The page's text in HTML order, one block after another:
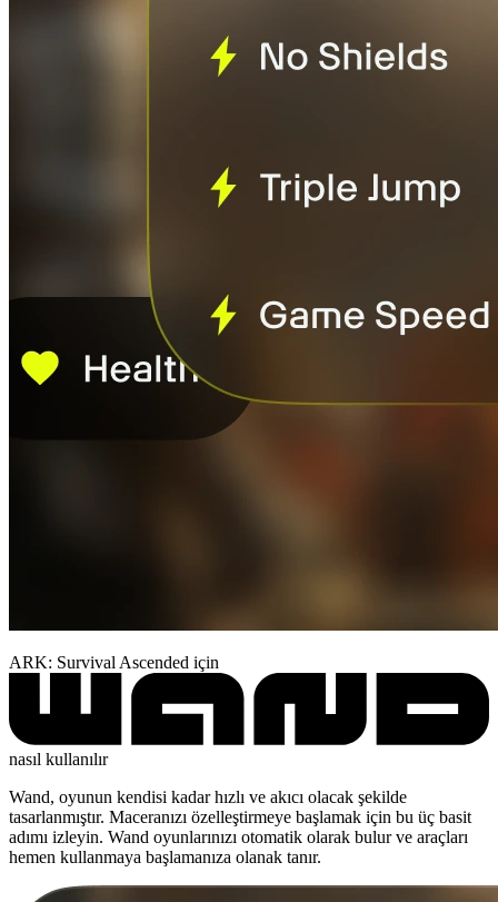
ARK: Survival Ascended için
nasıl kullanılır
Wand, oyunun kendisi kadar hızlı ve akıcı olacak şekilde
tasarlanmıştır. Maceranızı özelleştirmeye başlamak için bu üç basit
adımı izleyin. Wand oyunlarınızı otomatik olarak bulur ve araçları
hemen kullanmaya başlamanıza olanak tanır.